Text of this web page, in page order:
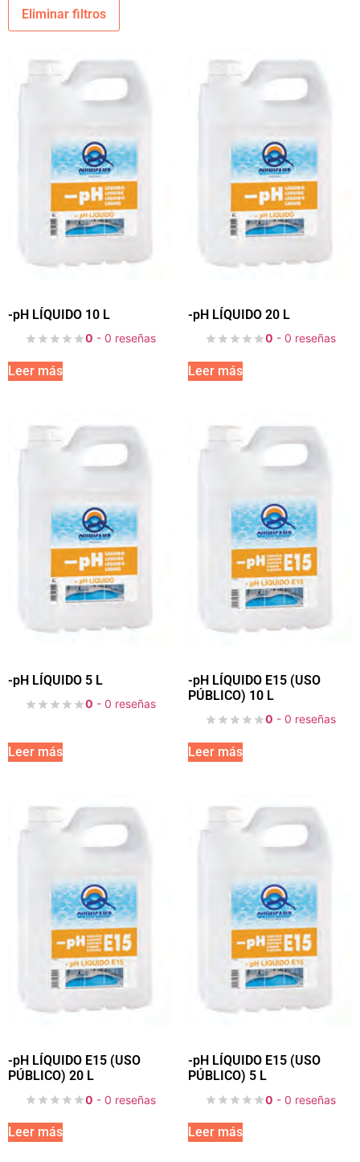
Eliminar filtros
-pH LÍQUIDO 10 L
0 - 0 reseñas
Leer más
-pH LÍQUIDO 20 L
0 - 0 reseñas
Leer más
-pH LÍQUIDO 5 L
0 - 0 reseñas
Leer más
-pH LÍQUIDO E15 (USO
PÚBLICO) 10 L
0 - 0 reseñas
Leer más
-pH LÍQUIDO E15 (USO
PÚBLICO) 20 L
0 - 0 reseñas
Leer más
-pH LÍQUIDO E15 (USO
PÚBLICO) 5 L
0 - 0 reseñas
Leer más